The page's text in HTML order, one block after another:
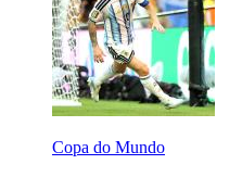
Copa do Mundo